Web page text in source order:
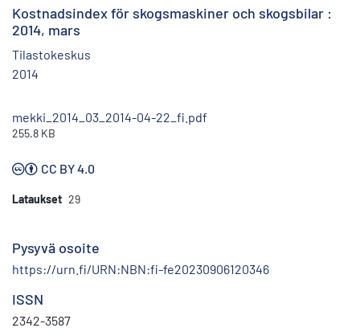
Kostnadsindex för skogsmaskiner och skogsbilar :
2014, mars
Tilastokeskus
2014
mekki_2014_03_2014-04-22_fi.pdf
255.8 KB
CC BY 4.0
Lataukset 29
Pysyvä osoite
https://urn.fi/URN:NBN:fi-fe20230906120346
ISSN
2342-3587